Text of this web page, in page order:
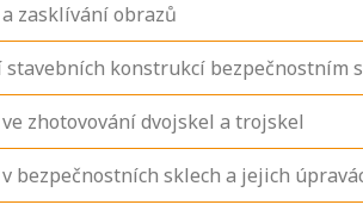
zasklívání obrazů
stavebních konstrukcí bezpečnostním
zhotovování dvojskel a trojskel
bezpečnostních sklech a jejich